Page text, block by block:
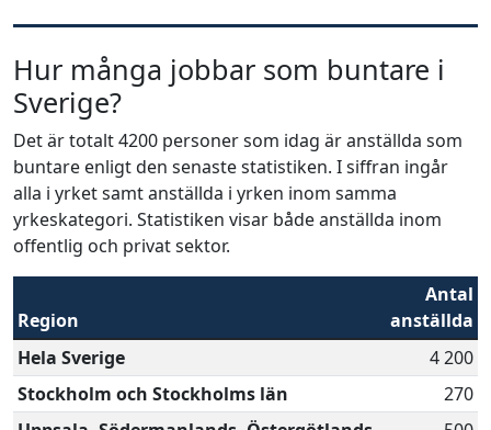
Hur många jobbar som buntare i
Sverige?
Det är totalt 4200 personer som idag är anställda som
buntare enligt den senaste statistiken. I siffran ingår
alla i yrket samt anställda i yrken inom samma
yrkeskategori. Statistiken visar både anställda inom
offentlig och privat sektor.
Region
Antal
anställda
Hela Sverige
4 200
Stockholm och Stockholms län
270